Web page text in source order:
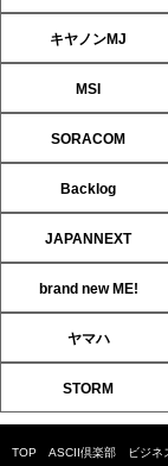
キヤノンMJ
MSI
SORACOM
Backlog
JAPANNEXT
brand new ME!
ヤマハ
STORM
TOP ASCII倶楽部 ビジネ